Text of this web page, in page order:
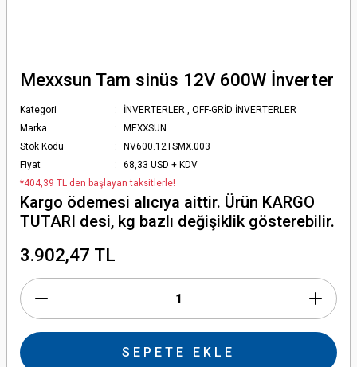
Mexxsun Tam sinüs 12V 600W İnverter
Kategori İNVERTERLER ,OFF-GRİD İNVERTERLER
Marka
MEXXSUN
Stok Kodu
NV600.12TSMX.003
Fiyat
68,33 USD + KDV
*404,39 TL den başlayan taksitlerle!
Kargo ödemesi alıcıya aittir. Ürün KARGO
TUTARI desi, kg bazlı değişiklik gösterebilir.
3.902,47 TL
SEPETE EKLE